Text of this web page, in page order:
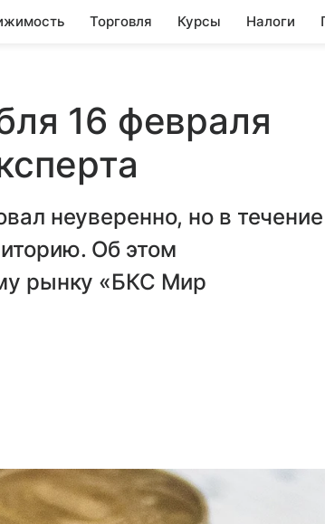
Торговля Курсы Налоги
16 февраля
неуверенно, но в течение
Об этом
рынку «БКС Мир